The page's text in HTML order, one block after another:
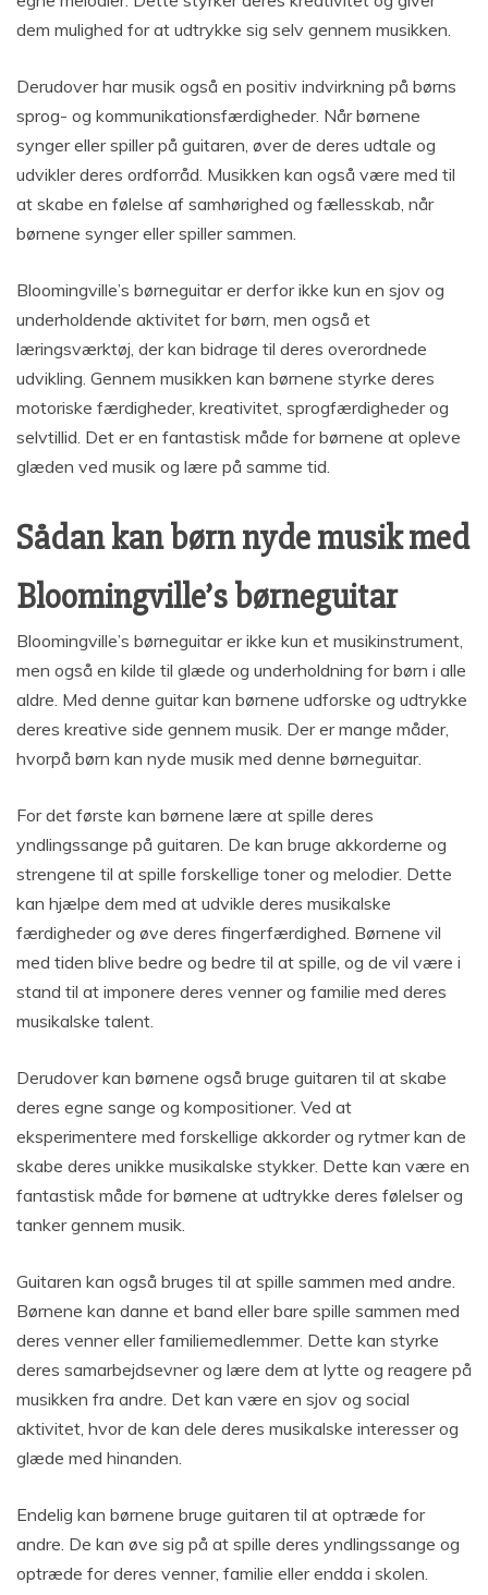
dem mulighed for at udtrykke sig selv gennem musikken.
Derudover har musik også en positiv indvirkning på børns
sprog- og kommunikationsfærdigheder. Når børnene
synger eller spiller på guitaren, øver de deres udtale og
udvikler deres ordforråd. Musikken kan også være med til
at skabe en følelse af samhørighed og fællesskab, når
børnene synger eller spiller sammen.
Bloomingville’s børneguitar er derfor ikke kun en sjov og
underholdende aktivitet for børn, men også et
læringsværktøj, der kan bidrage til deres overordnede
udvikling. Gennem musikken kan børnene styrke deres
motoriske færdigheder, kreativitet, sprogfærdigheder og
selvtillid. Det er en fantastisk måde for børnene at opleve
glæden ved musik og lære på samme tid.
Sådan kan børn nyde musik med
Bloomingville’s børneguitar
Bloomingville’s børneguitar er ikke kun et musikinstrument,
men også en kilde til glæde og underholdning for børn i alle
aldre. Med denne guitar kan børnene udforske og udtrykke
deres kreative side gennem musik. Der er mange måder,
hvorpå børn kan nyde musik med denne børneguitar.
For det første kan børnene lære at spille deres
yndlingssange på guitaren. De kan bruge akkorderne og
strengene til at spille forskellige toner og melodier. Dette
kan hjælpe dem med at udvikle deres musikalske
færdigheder og øve deres fingerfærdighed. Børnene vil
med tiden blive bedre og bedre til at spille, og de vil være i
stand til at imponere deres venner og familie med deres
musikalske talent.
Derudover kan børnene også bruge guitaren til at skabe
deres egne sange og kompositioner. Ved at
eksperimentere med forskellige akkorder og rytmer kan de
skabe deres unikke musikalske stykker. Dette kan være en
fantastisk måde for børnene at udtrykke deres følelser og
tanker gennem musik.
Guitaren kan også bruges til at spille sammen med andre.
Børnene kan danne et band eller bare spille sammen med
deres venner eller familiemedlemmer. Dette kan styrke
deres samarbejdsevner og lære dem at lytte og reagere på
musikken fra andre. Det kan være en sjov og social
aktivitet, hvor de kan dele deres musikalske interesser og
glæde med hinanden.
Endelig kan børnene bruge guitaren til at optræde for
andre. De kan øve sig på at spille deres yndlingssange og
optræde for deres venner, familie eller endda i skolen.